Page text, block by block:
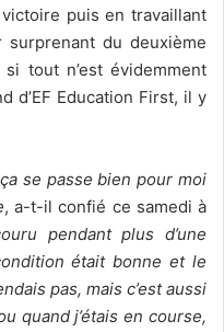
puis en travaillant
du deuxième
tout n’est évidemment
d’EF Education First, il y
se passe bien pour moi
, a-t-il confié ce samedi à
pendant plus d’une
était bonne et le
pas, mais c’est aussi
quand j’étais en course,